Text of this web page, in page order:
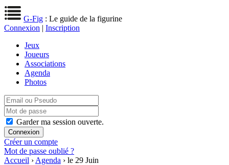
G-Fig : Le guide de la figurine
Connexion | Inscription
Jeux
Joueurs
Associations
Agenda
Photos
Garder ma session ouverte.
Créer un compte
Mot de passe oublié ?
Accueil › Agenda › le 29 Juin